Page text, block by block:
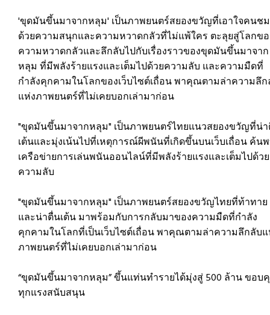
'ขุดมันขึ้นมาจากหลุม' เป็นภาพยนตร์สยองขวัญที่เอาใจคนชม
ด้วยความสนุกและความหวาดกลัวที่ไม่แพ้ใคร ตะลุยสู่โลกข
ความหวาดกลัวและลึกลับไปกับเรื่องราวของขุดมันขึ้นมาจาก
หลุม ที่มีพลังร้ายแรงและเต็มไปด้วยความลับ และความมืดที่
กำลังคุกคามในโลกของเว็บไซต์เถื่อน พาคุณตามล่าความลึ
แห่งภาพยนตร์ที่ไม่เคยบอกเล่ามาก่อน
"ขุดมันขึ้นมาจากหลุม" เป็นภาพยนตร์ไทยแนวสยองขวัญที่น่
เต้นและมุ่งเน้นไปที่เหตุการณ์ผีพนันที่เกิดขึ้นบนเว็บเถื่อน ค้น
เครือข่ายการเล่นพนันออนไลน์ที่มีพลังร้ายแรงและเต็มไปด้วย
ความลับ
"ขุดมันขึ้นมาจากหลุม" เป็นภาพยนตร์สยองขวัญไทยที่ท้าทาย
และน่าตื่นเต้น มาพร้อมกับการกลับมาของความมืดที่กำลัง
คุกคามในโลกที่เป็นเว็บไซต์เถื่อน พาคุณตามล่าความลึกลับ
ภาพยนตร์ที่ไม่เคยบอกเล่ามาก่อน
“ขุดมันขึ้นมาจากหลุม” ขึ้นแท่นทำรายได้มุ่งสู่ 500 ล้าน ขอ
ทุกแรงสนับสนุน